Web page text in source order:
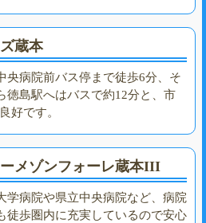
蔵本
央病院前バス停まで徒歩6分、そ
徳島駅へはバスで約12分と、市
好です。
メゾンフォーレ蔵本III
学病院や県立中央病院など、病院
徒歩圏内に充実しているので安心